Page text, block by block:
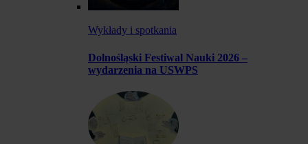
Wykłady i spotkania
Dolnośląski Festiwal Nauki 2026 –
wydarzenia na USWPS